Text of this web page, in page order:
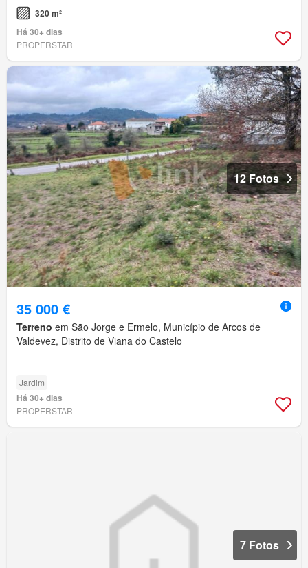
320 m²
Há 30+ dias
PROPERSTAR
12 Fotos
35 000 €
Terreno em São Jorge e Ermelo, Município de Arcos de
Valdevez, Distrito de Viana do Castelo
Jardim
Há 30+ dias
PROPERSTAR
7 Fotos